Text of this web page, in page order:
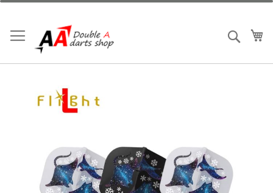
跳
内
容
搜索